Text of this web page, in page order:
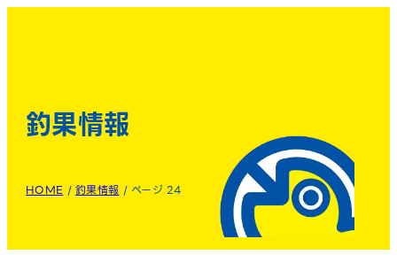
釣果情報
HOME /釣果情報 / ページ 24